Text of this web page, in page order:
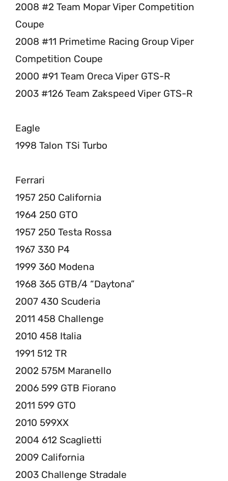
2008 #2 Team Mopar Viper Competition
Coupe
2008 #11 Primetime Racing Group Viper
Competition Coupe
2000 #91 Team Oreca Viper GTS-R
2003 #126 Team Zakspeed Viper GTS-R
Eagle
1998 Talon TSi Turbo
Ferrari
1957 250 California
1964 250 GTO
1957 250 Testa Rossa
1967 330 P4
1999 360 Modena
1968 365 GTB/4 “Daytona”
2007 430 Scuderia
2011 458 Challenge
2010 458 Italia
1991 512 TR
2002 575M Maranello
2006 599 GTB Fiorano
2011 599 GTO
2010 599XX
2004 612 Scaglietti
2009 California
2003 Challenge Stradale